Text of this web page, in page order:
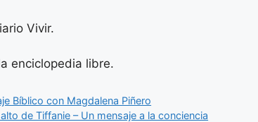
Vivir.
enciclopedia libre.
Bíblico con Magdalena Piñero
de Tiffanie – Un mensaje a la conciencia